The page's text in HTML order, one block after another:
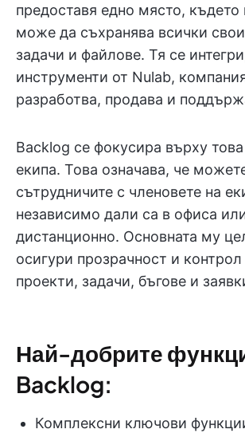
предоставя едно място, където
може да съхранява всички
задачи и файлове. Тя се
инструменти от Nulab,
разработва, продава и
Backlog се фокусира върху
екипа. Това означава, че
сътрудничите с членовете на
независимо дали са в офиса
дистанционно. Основната му
осигури прозрачност и
проекти, задачи, бъгове и
Най-добрите
Backlog:
Комплексни ключови